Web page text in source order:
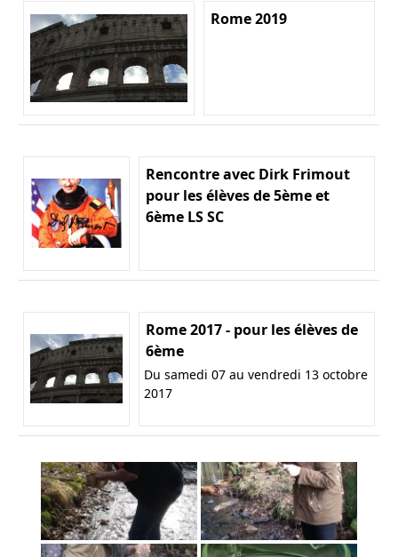
Rome 2019
Rencontre avec Dirk Frimout
pour les élèves de 5ème et
6ème LS SC
Rome 2017 - pour les élèves de
6ème
Du samedi 07 au vendredi 13 octobre
2017